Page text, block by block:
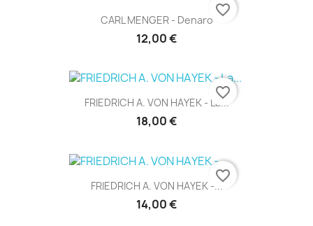
CARL MENGER - Denaro
12,00 €
favorite_border
FRIEDRICH A. VON HAYEK - La...
18,00 €
favorite_border
FRIEDRICH A. VON HAYEK -...
14,00 €
favorite_border